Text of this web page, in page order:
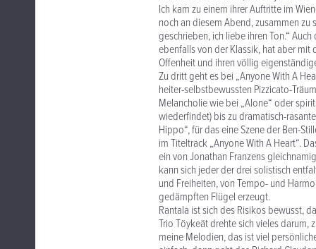
Ich kam zu einem ihrer Auftritte im
noch an diesem Abend, zusammen zu
geschrieben, ich liebe ihren Ton.“
ebenfalls von der Klassik, hat aber mit
Offenheit und ihren völlig
Zu dritt geht es bei „Anyone With A
heiter-selbstbewussten Pizzicato-
Melancholie wie bei „Alone“ oder
wiederfindet) bis zu dramatisch-
Hippo“, für das eine Szene der Ben-
im Titeltrack „Anyone With A Heart“.
ein von Jonathan Franzens
kann sich jeder der drei solistisch
und Freiheiten, von Tempo- und
gedämpften Flügel erzeugt.
Rantala ist sich des Risikos bewusst,
Trio Töykeät drehte sich vieles darum,
meine Melodien, das ist viel